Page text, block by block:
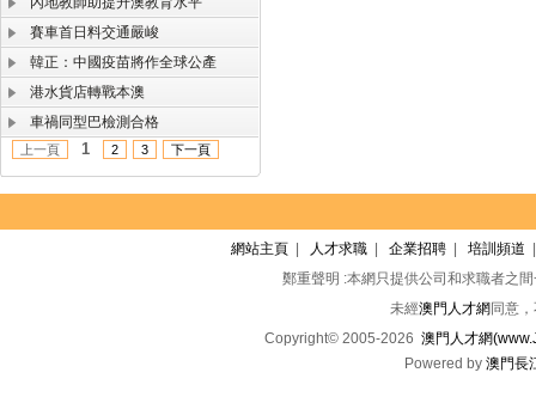
賽車首日料交通嚴峻
韓正：中國疫苗將作全球公產
港水貨店轉戰本澳
車禍同型巴檢測合格
上一頁 1 2 3 下一頁
網站主頁 人才求職 企業招聘 培訓頻道
鄭重聲明 :本網只提供公司和求職者之
未經澳門人才網 同意
Copyright© 2005-2026 澳門人才網
Powered by 澳門長